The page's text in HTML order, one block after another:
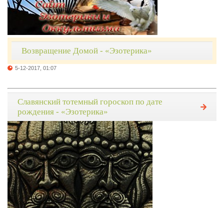
Возвращение Домой - «Эзотерика»
5-12-2017, 01:07
Славянский тотемный гороскоп по дате
рождения - «Эзотерика»